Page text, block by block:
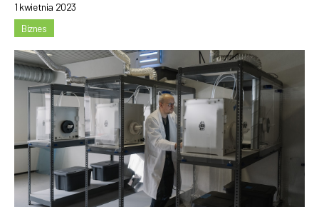
1 kwietnia 2023
Biznes